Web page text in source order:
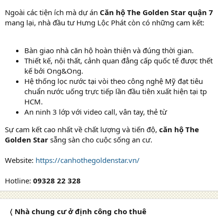
Ngoài các tiện ích mà dự án Căn hộ The Golden Star quận 7
mang lại, nhà đầu tư Hưng Lộc Phát còn có những cam kết:
Bàn giao nhà căn hộ hoàn thiện và đúng thời gian.
Thiết kế, nội thất, cảnh quan đẳng cấp quốc tế được thết
kế bởi Ong&Ong.
Hệ thống lọc nước tại vòi theo công nghệ Mỹ đạt tiêu
chuẩn nước uống trực tiếp lần đầu tiên xuất hiện tại tp
HCM.
An ninh 3 lớp với video call, vân tay, thẻ từ
Sự cam kết cao nhất về chất lượng và tiến độ, căn hộ The
Golden Star sẵng sàn cho cuộc sống an cư.
Website: https://canhothegoldenstar.vn/
Hotline: 09328 22 328
〈 Nhà chung cư ở định công cho thuê